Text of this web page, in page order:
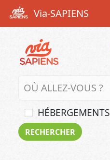
Via-SAPIENS
HÉBERGEMENTS